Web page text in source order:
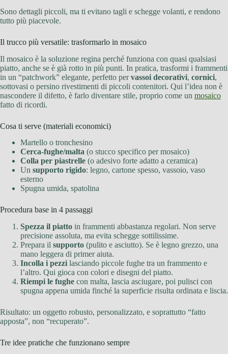
Sono dettagli piccoli, ma ti evitano tagli e schegge volanti, e rendono
tutto più piacevole.
Il trucco più versatile: trasformarlo in mosaico
Il mosaico è la soluzione regina perché funziona con quasi qualsiasi
piatto, anche se è già rotto in più punti. In pratica, trasformi i frammenti
in un “patchwork” elegante, perfetto pervassoi decorativi, cornici,
sottovasi o persino rivestimenti di piccoli contenitori. Qui l’idea non è
nascondere il difetto, è farlo diventare stile, proprio come un mosaico
fatto di ricordi.
Cosa ti serve (materiali economici)
Martello o tronchesino
Cerca-fughe/malta (o stucco specifico per mosaico)
Colla per piastrelle (o adesivo forte adatto a ceramica)
Un supporto rigido: legno, cartone spesso, vassoio, vaso
esterno
Spugna umida, spatolina
Procedura base in 4 passaggi
Spezza il piatto in frammenti abbastanza regolari. Non serve
precisione assoluta, ma evita schegge sottilissime.
Prepara il supporto (pulito e asciutto). Se è legno grezzo, una
mano leggera di primer aiuta.
Incolla i pezzi lasciando piccole fughe tra un frammento e
l’altro. Qui gioca con colori e disegni del piatto.
Riempi le fughe con malta, lascia asciugare, poi pulisci con
spugna appena umida finché la superficie risulta ordinata e liscia.
Risultato: un oggetto robusto, personalizzato, e soprattutto “fatto
apposta”, non “recuperato”.
Tre idee pratiche che funzionano sempre